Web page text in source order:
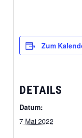
Zum
DETAILS
Datum:
7 Mai 2022